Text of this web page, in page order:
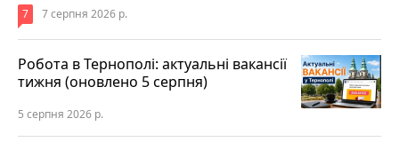
7 7 серпня 2026 р.
Робота в Тернополі: актуальні вакансії
тижня (оновлено 5 серпня)
5 серпня 2026 р.